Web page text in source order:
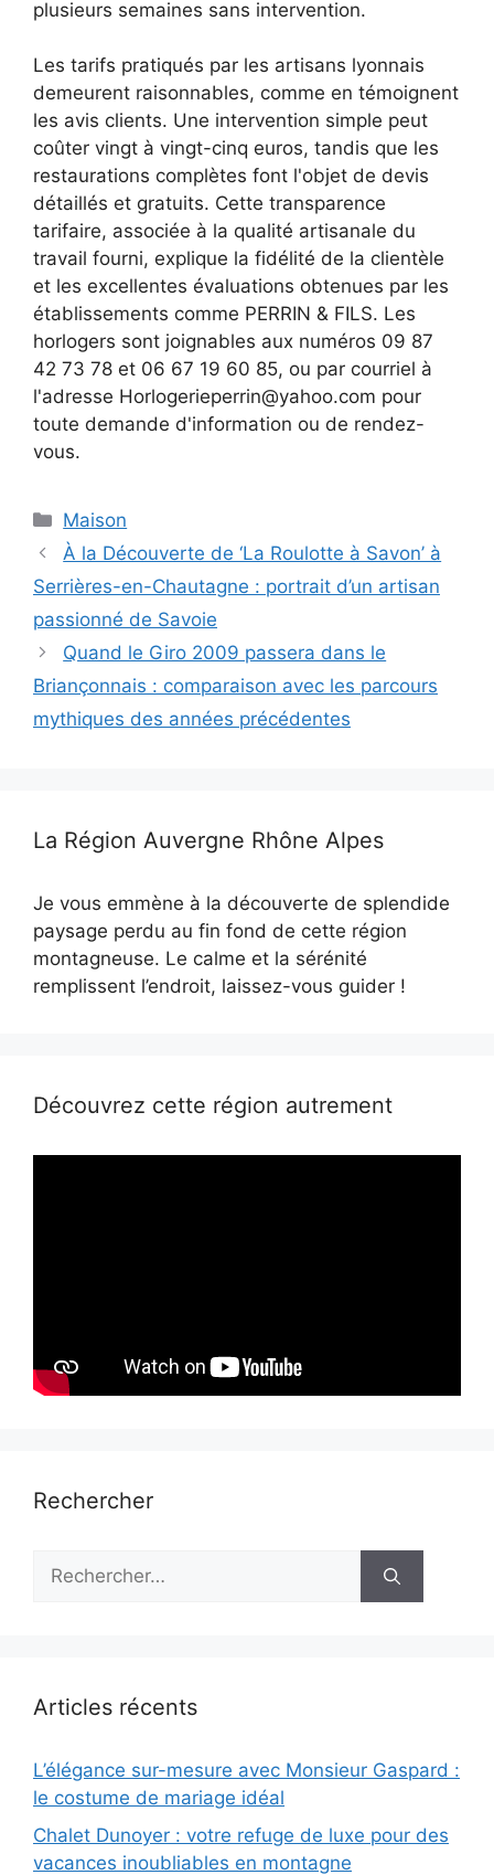
plusieurs semaines sans intervention.
Les tarifs pratiqués par les artisans lyonnais
demeurent raisonnables, comme en témoignent
les avis clients. Une intervention simple peut
coûter vingt à vingt-cinq euros, tandis que les
restaurations complètes font l'objet de devis
détaillés et gratuits. Cette transparence
tarifaire, associée à la qualité artisanale du
travail fourni, explique la fidélité de la clientèle
et les excellentes évaluations obtenues par les
établissements comme PERRIN & FILS. Les
horlogers sont joignables aux numéros 09 87
42 73 78 et 06 67 19 60 85, ou par courriel à
l'adresse Horlogerieperrin@yahoo.com pour
toute demande d'information ou de rendez-
vous.
Catégories
Maison
À la Découverte de ‘La Roulotte à Savon’ à
Serrières-en-Chautagne : portrait d’un artisan
passionné de Savoie
Quand le Giro 2009 passera dans le
Briançonnais : comparaison avec les parcours
mythiques des années précédentes
La Région Auvergne Rhône Alpes
Je vous emmène à la découverte de splendide
paysage perdu au fin fond de cette région
montagneuse. Le calme et la sérénité
remplissent l’endroit, laissez-vous guider !
Découvrez cette région autrement
Rechercher
Rechercher :
Articles récents
L’élégance sur-mesure avec Monsieur Gaspard :
le costume de mariage idéal
Chalet Dunoyer : votre refuge de luxe pour des
vacances inoubliables en montagne